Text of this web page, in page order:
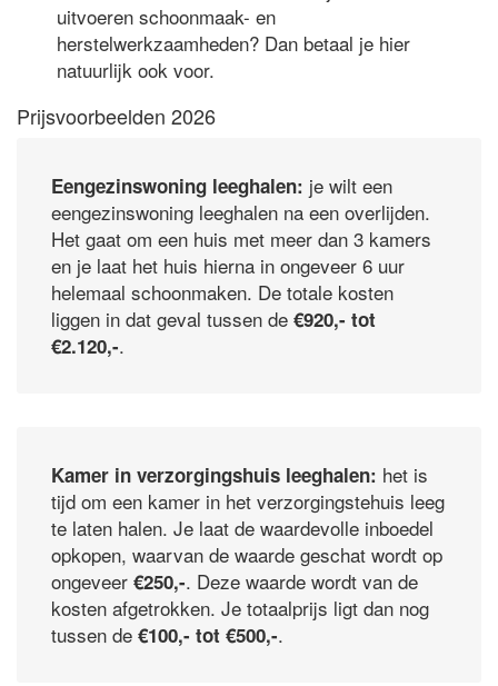
uitvoeren schoonmaak- en
herstelwerkzaamheden? Dan betaal je hier
natuurlijk ook voor.
Prijsvoorbeelden 2026
Eengezinswoning leeghalen: je wilt een
eengezinswoning leeghalen na een overlijden.
Het gaat om een huis met meer dan 3 kamers
en je laat het huis hierna in ongeveer 6 uur
helemaal schoonmaken. De totale kosten
liggen in dat geval tussen de €920,- tot
€2.120,-.
Kamer in verzorgingshuis leeghalen: het is
tijd om een kamer in het verzorgingstehuis leeg
te laten halen. Je laat de waardevolle inboedel
opkopen, waarvan de waarde geschat wordt op
ongeveer €250,-. Deze waarde wordt van de
kosten afgetrokken. Je totaalprijs ligt dan nog
tussen de €100,- tot €500,-.